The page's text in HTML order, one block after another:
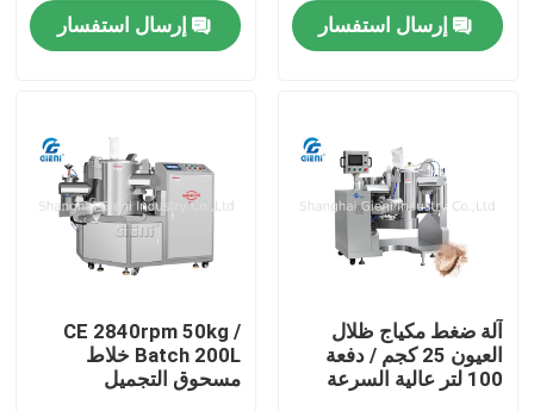
المنتجات
فيديوهات
حولنا
إرسال استفسار
إرسال استفسار
آلة ضغط مكياج ظلال
العيون 25 كجم / دفعة
100 لتر عالية السرعة
CE 2840rpm 50kg /
Batch 200L خلاط
مسحوق التجميل